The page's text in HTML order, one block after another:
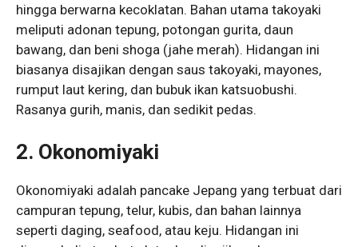
hingga berwarna kecoklatan. Bahan utama takoyaki
meliputi adonan tepung, potongan gurita, daun
bawang, dan beni shoga (jahe merah). Hidangan ini
biasanya disajikan dengan saus takoyaki, mayones,
rumput laut kering, dan bubuk ikan katsuobushi.
Rasanya gurih, manis, dan sedikit pedas.
2. Okonomiyaki
Okonomiyaki adalah pancake Jepang yang terbuat dari
campuran tepung, telur, kubis, dan bahan lainnya
seperti daging, seafood, atau keju. Hidangan ini